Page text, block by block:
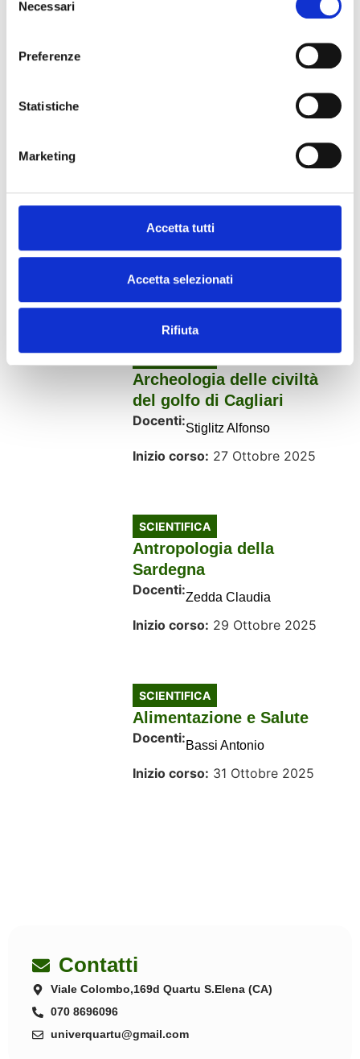
delNecessari
Preferenze
Statistiche
Marketing
Accetta tutti
Accetta selezionati
Rifiuta
6 Novembre 2025
Archeologia cristiana
della Sardegna
Docenti:Muresu Marco
Inizio corso:27 Ottobre 2025
SCIENTIFICA
Archeologia delle civiltà
del golfo di Cagliari
Docenti:Stiglitz Alfonso
Inizio corso: 27 Ottobre 2025
SCIENTIFICA
Antropologia della
Sardegna
Docenti:Zedda Claudia
Inizio corso: 29 Ottobre 2025
SCIENTIFICA
Alimentazione e Salute
Docenti:Bassi Antonio
Inizio corso: 31 Ottobre 2025
Contatti
Viale Colombo,169d Quartu S.Elena (CA)
070 8696096
univerquartu@gmail.com